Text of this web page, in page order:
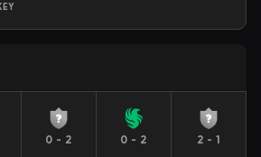
0 - 2
0 - 2
2 - 1